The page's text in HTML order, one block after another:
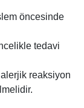
öncesinde
tedavi
reaksiyon